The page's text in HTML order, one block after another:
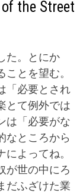
the Street
た。とにか
とを望む。
「必要とされ
とて例外では
は「必要がな
なところから
よってね。
が世の中にろ
だふざけた業